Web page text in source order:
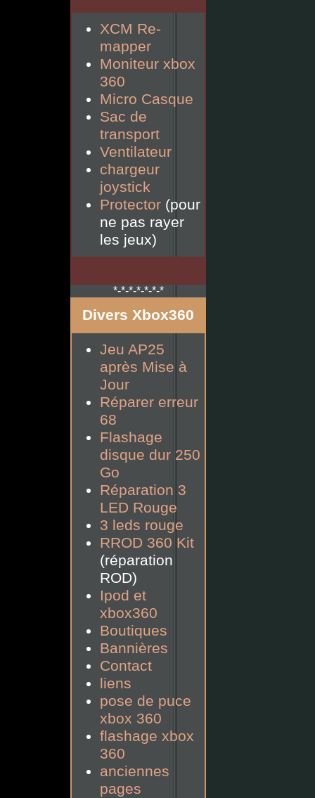
XCM Re-
mapper
Moniteur xbox
360
Micro Casque
Sac de
transport
Ventilateur
chargeur
joystick
Protector (pour
ne pas rayer
les jeux)
*-*-*-*-*-*-*
Divers Xbox360
Jeu AP25
après Mise à
Jour
Réparer erreur
68
Flashage
disque dur 250
Go
Réparation 3
LED Rouge
3 leds rouge
RROD 360 Kit
(réparation
ROD)
Ipod et
xbox360
Boutiques
Bannières
Contact
liens
pose de puce
xbox 360
flashage xbox
360
anciennes
pages